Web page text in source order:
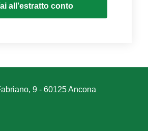
all'estratto conto
9 - 60125 Ancona